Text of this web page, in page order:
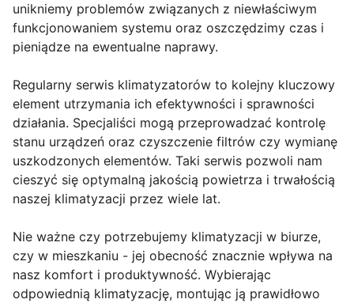
unikniemy problemów związanych z niewłaściwym
funkcjonowaniem systemu oraz oszczędzimy czas i
pieniądze na ewentualne naprawy.
Regularny serwis klimatyzatorów to kolejny kluczowy
element utrzymania ich efektywności i sprawności
działania. Specjaliści mogą przeprowadzać kontrolę
stanu urządzeń oraz czyszczenie filtrów czy wymianę
uszkodzonych elementów. Taki serwis pozwoli nam
cieszyć się optymalną jakością powietrza i trwałością
naszej klimatyzacji przez wiele lat.
Nie ważne czy potrzebujemy klimatyzacji w biurze,
czy w mieszkaniu - jej obecność znacznie wpływa na
nasz komfort i produktywność. Wybierając
odpowiednią klimatyzację, montując ją prawidłowo